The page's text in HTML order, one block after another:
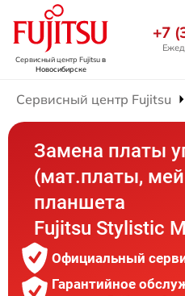
Сервисный центр Fujitsuв
Новосибирске
+7
Сервисный центр Fujitsu
Замена платы
(мат.платы,
планшета
Fujitsu Stylistic
Официальный
Гарантийное